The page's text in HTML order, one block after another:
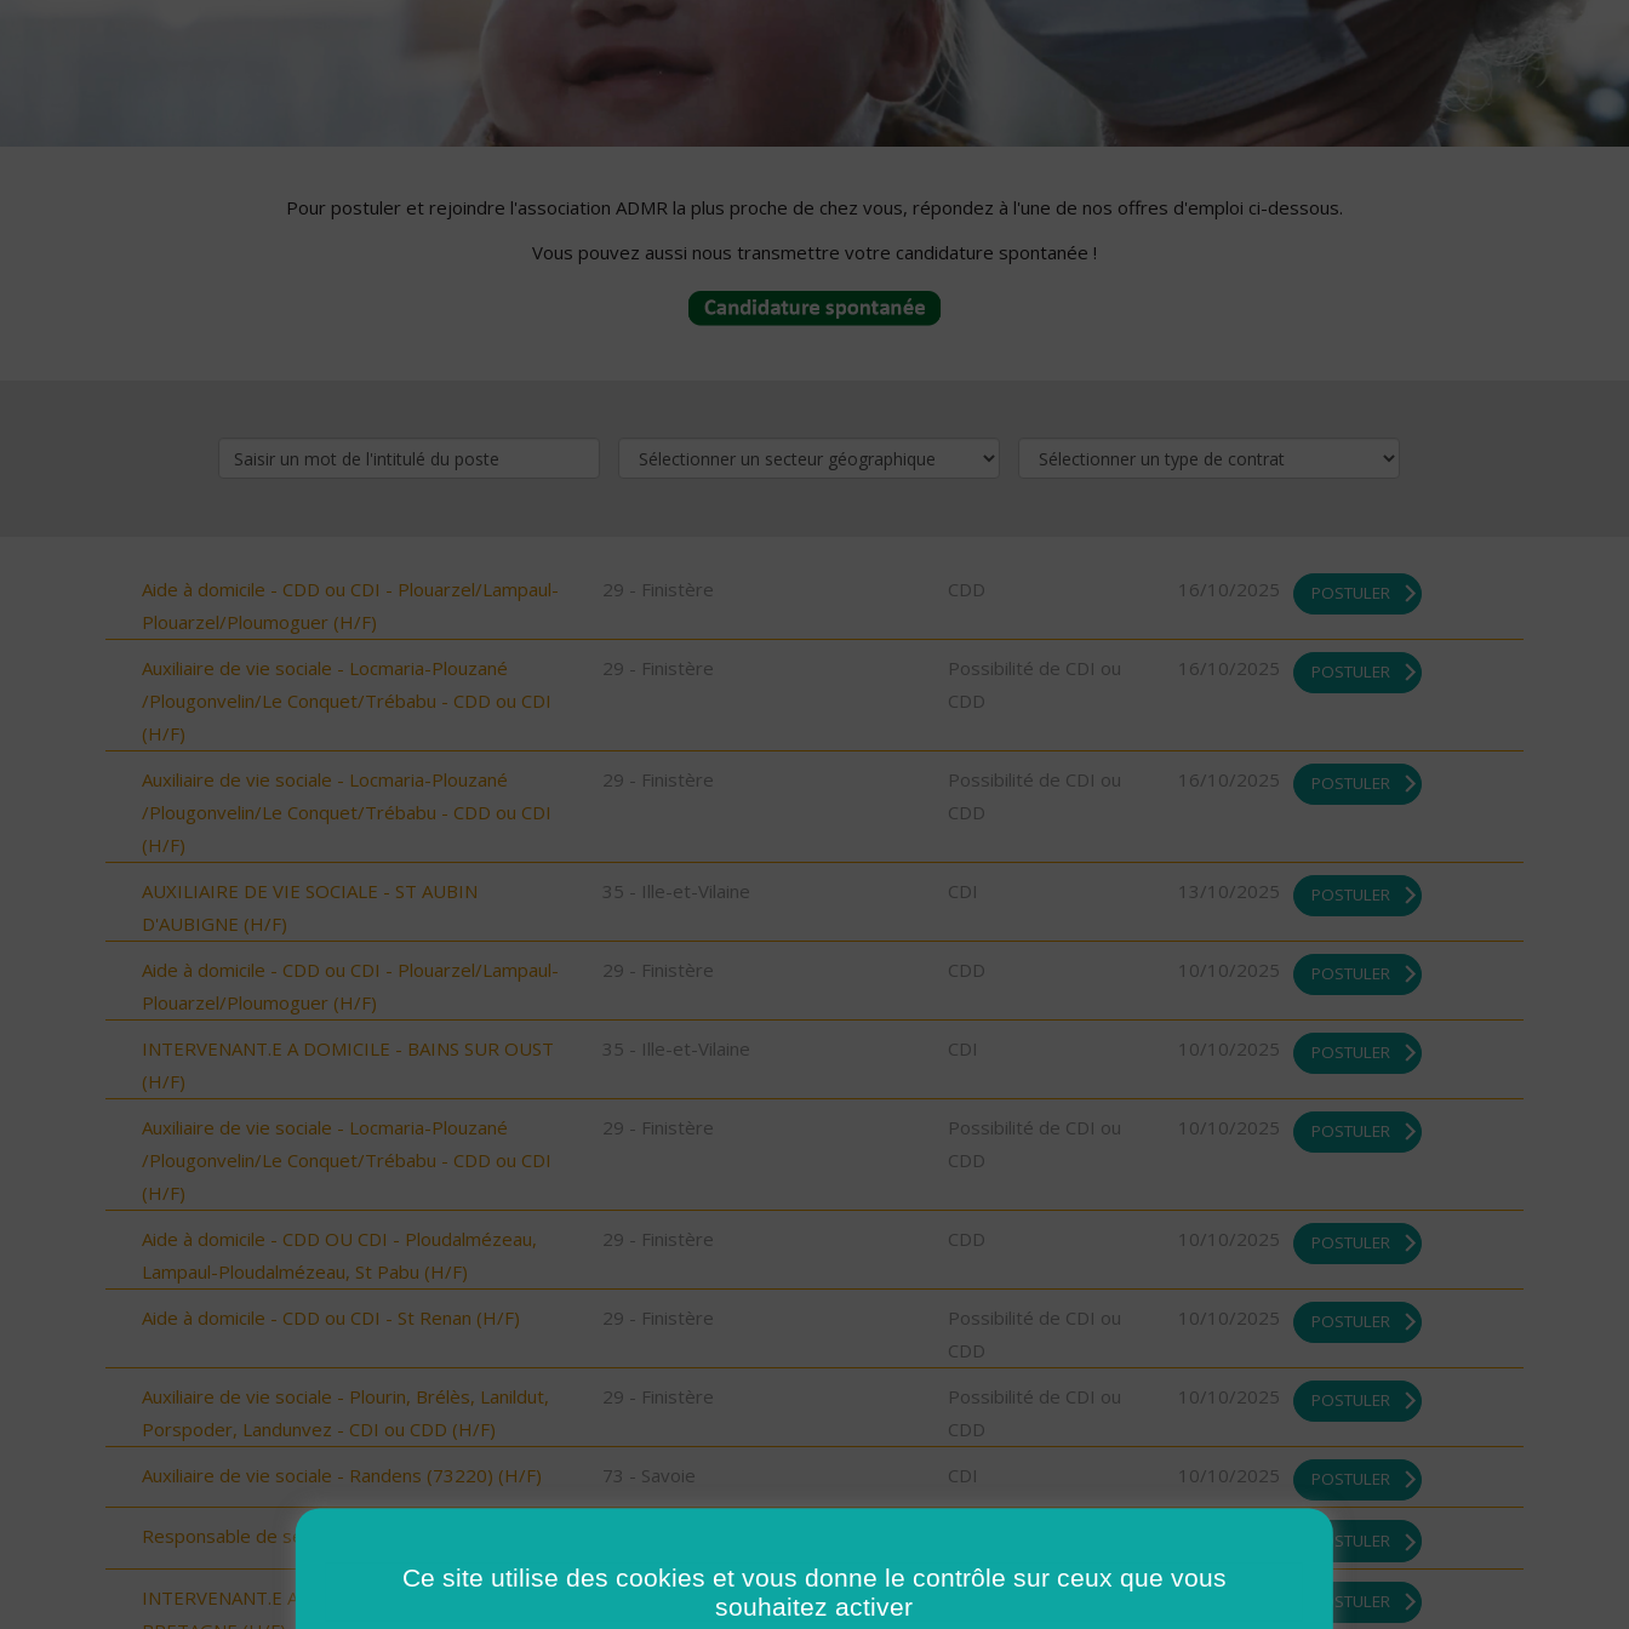
Pour postuler et rejoindre l'association ADMR la plus proche de chez vous, répondez à l'une de nos offres d'emploi ci-dessous.
Vous pouvez aussi nous transmettre votre candidature spontanée !
Aide à domicile - CDD ou CDI - Plouarzel/Lampaul-
Plouarzel/Ploumoguer (H/F)
29 - Finistère CDD 16/10/2025 POSTULER
Auxiliaire de vie sociale - Locmaria-Plouzané
/Plougonvelin/Le Conquet/Trébabu - CDD ou CDI
(H/F)
29 - Finistère
Possibilité de CDI ou
CDD
16/10/2025 POSTULER
Auxiliaire de vie sociale - Locmaria-Plouzané
/Plougonvelin/Le Conquet/Trébabu - CDD ou CDI
(H/F)
29 - Finistère
Possibilité de CDI ou
CDD
16/10/2025 POSTULER
AUXILIAIRE DE VIE SOCIALE - ST AUBIN
D'AUBIGNE (H/F)
35 - Ille-et-Vilaine CDI 13/10/2025 POSTULER
Aide à domicile - CDD ou CDI - Plouarzel/Lampaul-
Plouarzel/Ploumoguer (H/F)
29 - Finistère CDD 10/10/2025 POSTULER
INTERVENANT.E A DOMICILE - BAINS SUR OUST
(H/F)
35 - Ille-et-Vilaine CDI 10/10/2025 POSTULER
Auxiliaire de vie sociale - Locmaria-Plouzané
/Plougonvelin/Le Conquet/Trébabu - CDD ou CDI
(H/F)
29 - Finistère
Possibilité de CDI ou
CDD
10/10/2025 POSTULER
Aide à domicile - CDD OU CDI - Ploudalmézeau,
Lampaul-Ploudalmézeau, St Pabu (H/F)
29 - Finistère CDD 10/10/2025 POSTULER
Aide à domicile - CDD ou CDI - St Renan (H/F) 29 - Finistère
Possibilité de CDI ou
CDD
10/10/2025 POSTULER
Auxiliaire de vie sociale - Plourin, Brélès, Lanildut,
Porspoder, Landunvez - CDI ou CDD (H/F)
29 - Finistère
Possibilité de CDI ou
CDD
10/10/2025 POSTULER
Auxiliaire de vie sociale - Randens (73220) (H/F) 73 - Savoie CDI 10/10/2025 POSTULER
Responsable de secteur (H/F) POSTULER
INTERVENANT.E A DOMICILE - BAIN DE
35 - Ille-et-Vilaine POSTULER
Ce site utilise des cookies et vous donne le contrôle sur ceux que vous
souhaitez activer